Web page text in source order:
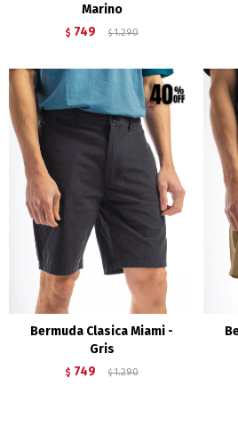
Marino
$ 749 $ 1.290
Bermuda Clasica Miami -
Gris
$ 749 $ 1.290